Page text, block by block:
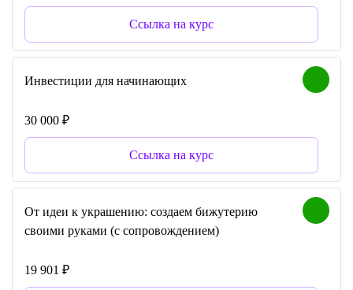
Ссылка на курс
Инвестиции для начинающих
30 000 ₽
Ссылка на курс
От идеи к украшению: создаем бижутерию
своими руками (с сопровождением)
19 901 ₽